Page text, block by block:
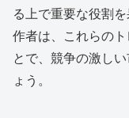
る上で重要な役割
作者は、これらの
とで、競争の激し
ょう。